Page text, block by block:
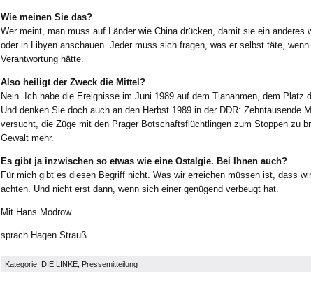
Wie meinen Sie das?
Wer meint, man muss auf Länder wie China drücken, damit sie ein anderes
oder in Libyen anschauen. Jeder muss sich fragen, was er selbst täte,
Verantwortung hätte.
Also heiligt der Zweck die Mittel?
Nein. Ich habe die Ereignisse im Juni 1989 auf dem Tiananmen, dem Platz
Und denken Sie doch auch an den Herbst 1989 in der DDR: Zehntausende
versucht, die Züge mit den Prager Botschaftsflüchtlingen zum Stoppen zu
Gewalt mehr.
Es gibt ja inzwischen so etwas wie eine Ostalgie. Bei Ihnen auch?
Für mich gibt es diesen Begriff nicht. Was wir erreichen müssen ist, dass
achten. Und nicht erst dann, wenn sich einer genügend verbeugt hat.
Mit Hans Modrow
sprach Hagen Strauß
Kategorie: DIE LINKE Pressemitteilung